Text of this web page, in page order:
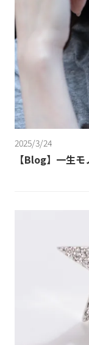
2025/3/24
【Blog】一生